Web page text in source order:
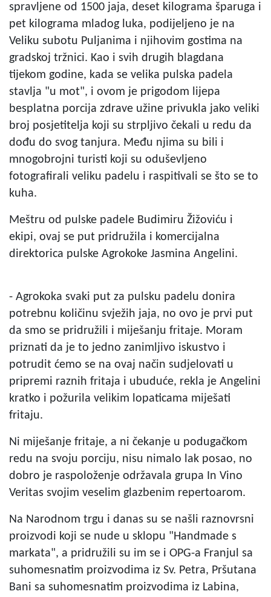
spravljene od 1500 jaja, deset kilograma šparuga i
pet kilograma mladog luka, podijeljeno je na
Veliku subotu Puljanima i njihovim gostima na
gradskoj tržnici. Kao i svih drugih blagdana
tijekom godine, kada se velika pulska padela
stavlja "u mot", i ovom je prigodom lijepa
besplatna porcija zdrave užine privukla jako veliki
broj posjetitelja koji su strpljivo čekali u redu da
dođu do svog tanjura. Među njima su bili i
mnogobrojni turisti koji su oduševljeno
fotografirali veliku padelu i raspitivali se što se to
kuha.
Meštru od pulske padele Budimiru Žižoviću i
ekipi, ovaj se put pridružila i komercijalna
direktorica pulske Agrokoke Jasmina Angelini.
- Agrokoka svaki put za pulsku padelu donira
potrebnu količinu svježih jaja, no ovo je prvi put
da smo se pridružili i miješanju fritaje. Moram
priznati da je to jedno zanimljivo iskustvo i
potrudit ćemo se na ovaj način sudjelovati u
pripremi raznih fritaja i ubuduće, rekla je Angelini
kratko i požurila velikim lopaticama miješati
fritaju.
Ni miješanje fritaje, a ni čekanje u podugačkom
redu na svoju porciju, nisu nimalo lak posao, no
dobro je raspoloženje održavala grupa In Vino
Veritas svojim veselim glazbenim repertoarom.
Na Narodnom trgu i danas su se našli raznovrsni
proizvodi koji se nude u sklopu "Handmade s
markata", a pridružili su im se i OPG-a Franjul sa
suhomesnatim proizvodima iz Sv. Petra, Pršutana
Bani sa suhomesnatim proizvodima iz Labina,